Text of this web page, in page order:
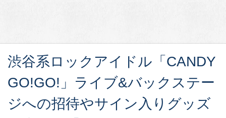
渋谷系ロックアイドル「CANDY
GO!GO!」ライブ&バックステー
ジへの招待やサイン入りグッズ